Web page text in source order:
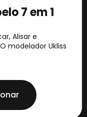
7 em 1
Alisar e
modelador Ukliss